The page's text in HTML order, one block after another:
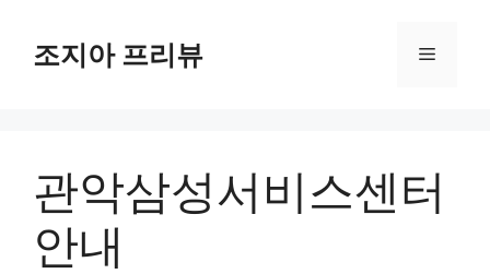
조지아 프리뷰 메
관악삼성서비스센터
안내